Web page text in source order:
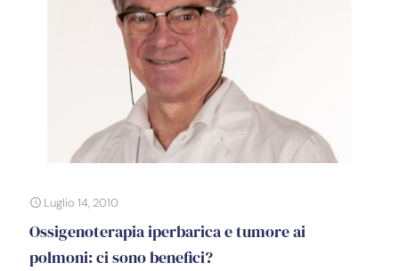
Luglio 14, 2010
Ossigenoterapia iperbarica e tumore ai
polmoni: ci sono benefici?